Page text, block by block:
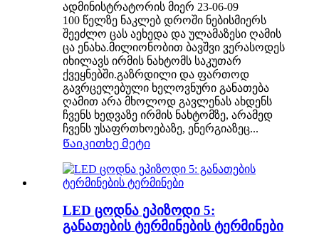
ადმინისტრატორის მიერ 23-06-09
100 წელზე ნაკლებ დროში ნებისმიერს
შეეძლო ცას აეხედა და ულამაზესი ღამის
ცა ენახა.მილიონობით ბავშვი ვერასოდეს
იხილავს ირმის ნახტომს საკუთარ
ქვეყნებში.გაზრდილი და ფართოდ
გავრცელებული ხელოვნური განათება
ღამით არა მხოლოდ გავლენას ახდენს
ჩვენს ხედვაზე ირმის ნახტომზე, არამედ
ჩვენს უსაფრთხოებაზე, ენერგიაზეც...
Წაიკითხე მეტი
LED ცოდნა ეპიზოდი 5:
განათების ტერმინების ტერმინები